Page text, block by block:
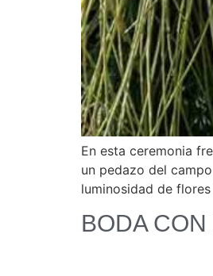
En esta ceremonia
un pedazo del
luminosidad de
BODA